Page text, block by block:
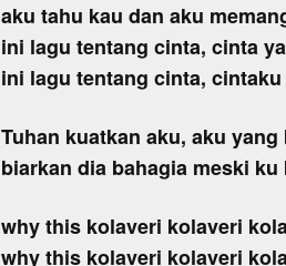
aku tahu kau dan aku
ini lagu tentang cinta, cinta
ini lagu tentang cinta,
Tuhan kuatkan aku, aku yang
biarkan dia bahagia meski ku
why this kolaveri kolaveri
why this kolaveri kolaveri